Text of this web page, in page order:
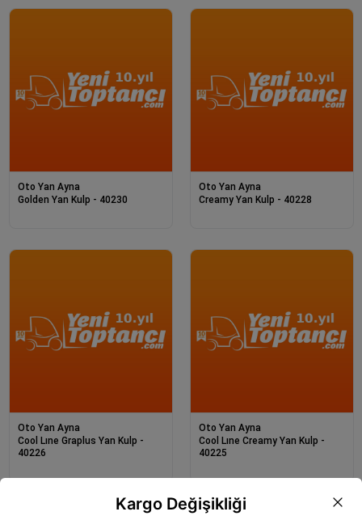
Oto Yan Ayna
Golden Yan Kulp - 40230
Oto Yan Ayna
Creamy Yan Kulp - 40228
Oto Yan Ayna
Cool Lıne Graplus Yan Kulp -
40226
Oto Yan Ayna
Cool Lıne Creamy Yan Kulp -
40225